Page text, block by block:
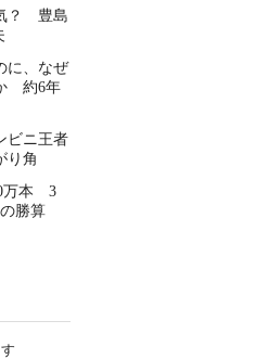
？ 豊島
に、なぜ
約6年
ビニ王者
り角
万本 3
勝算